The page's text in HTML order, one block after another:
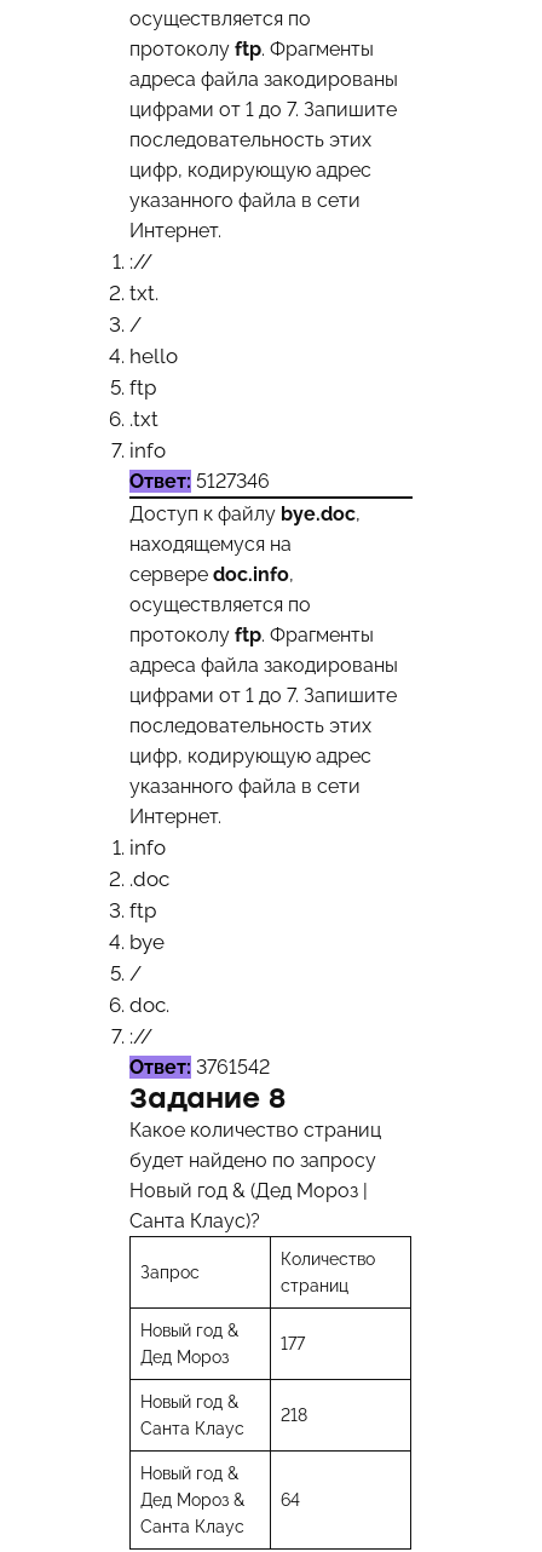
осуществляется по
протоколуftp. Фрагменты
адреса файла закодированы
цифрами от 1 до 7. Запишите
последовательность этих
цифр, кодирующую адрес
указанного файла в сети
Интернет.
://
txt.
/
hello
ftp
.txt
info
Ответ: 5127346
Доступ к файлу bye.doc,
находящемуся на
сервереdoc.info,
осуществляется по
протоколуftp. Фрагменты
адреса файла закодированы
цифрами от 1 до 7. Запишите
последовательность этих
цифр, кодирующую адрес
указанного файла в сети
Интернет.
info
.doc
ftp
bye
/
doc.
://
Ответ: 3761542
Задание 8
Какое количество страниц
будет найдено по запросу
Новый год & (Дед Мороз |
Санта Клаус)?
Запрос
Количество
страниц
Новый год &
Дед Мороз
177
Новый год &
Санта Клаус
218
Новый год &
Дед Мороз &
Санта Клаус
64